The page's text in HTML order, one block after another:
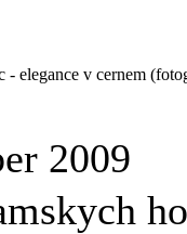
elegance v cernem
2009